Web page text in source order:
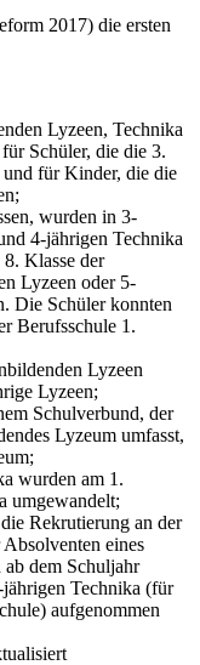
2017) die ersten
Lyzeen, Technika
Schüler, die die 3.
und für Kinder, die die
wurden in 3-
4-jährigen Technika
Klasse der
Lyzeen oder 5-
Die Schüler konnten
Berufsschule 1.
Lyzeen
Lyzeen;
Schulverbund, der
Lyzeum umfasst,
wurden am 1.
umgewandelt;
Rekrutierung an der
eines
dem Schuljahr
Technika (für
aufgenommen